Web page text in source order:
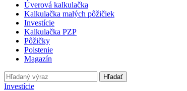
Úverová kalkulačka
Kalkulačka malých pôžičiek
Investície
Kalkulačka PZP
Pôžičky
Poistenie
Magazín
Hľadať
Investície